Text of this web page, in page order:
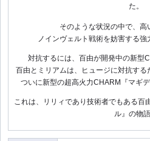
た。
そのような状況の中で、高
ノインヴェルト戦術を妨害する強
対抗するには、百由が開発中の新型
百由とミリアムは、ヒュージに対抗する
ついに新型の超高火力CHARM『マギ
これは、リリィであり技術者でもある百
ル』の物語